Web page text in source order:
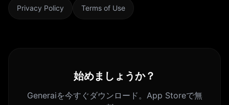
Privacy Policy Terms of Use
始めましょうか？
Generaiを今すぐダウンロード。App Storeで無